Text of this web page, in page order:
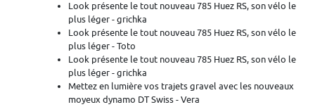
Look présente le tout nouveau 785 Huez RS, son vélo le
plus léger - grichka
Look présente le tout nouveau 785 Huez RS, son vélo le
plus léger - Toto
Look présente le tout nouveau 785 Huez RS, son vélo le
plus léger - grichka
Mettez en lumière vos trajets gravel avec les nouveaux
moyeux dynamo DT Swiss - Vera